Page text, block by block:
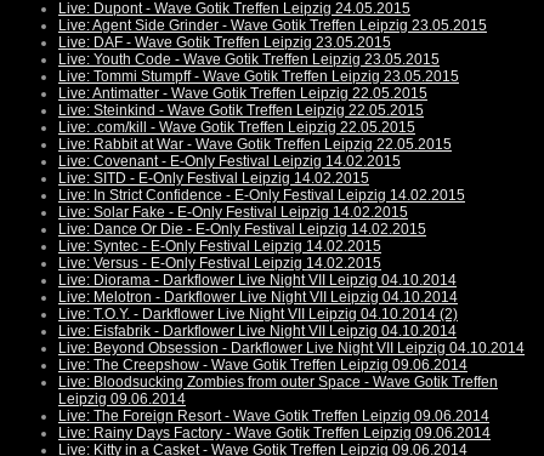
Live: Dupont - Wave Gotik Treffen Leipzig 24.05.2015
Live: Agent Side Grinder - Wave Gotik Treffen Leipzig 23.05.2015
Live: DAF - Wave Gotik Treffen Leipzig 23.05.2015
Live: Youth Code - Wave Gotik Treffen Leipzig 23.05.2015
Live: Tommi Stumpff - Wave Gotik Treffen Leipzig 23.05.2015
Live: Antimatter - Wave Gotik Treffen Leipzig 22.05.2015
Live: Steinkind - Wave Gotik Treffen Leipzig 22.05.2015
Live: .com/kill - Wave Gotik Treffen Leipzig 22.05.2015
Live: Rabbit at War - Wave Gotik Treffen Leipzig 22.05.2015
Live: Covenant - E-Only Festival Leipzig 14.02.2015
Live: SITD - E-Only Festival Leipzig 14.02.2015
Live: In Strict Confidence - E-Only Festival Leipzig 14.02.2015
Live: Solar Fake - E-Only Festival Leipzig 14.02.2015
Live: Dance Or Die - E-Only Festival Leipzig 14.02.2015
Live: Syntec - E-Only Festival Leipzig 14.02.2015
Live: Versus - E-Only Festival Leipzig 14.02.2015
Live: Diorama - Darkflower Live Night VII Leipzig 04.10.2014
Live: Melotron - Darkflower Live Night VII Leipzig 04.10.2014
Live: T.O.Y. - Darkflower Live Night VII Leipzig 04.10.2014 (2)
Live: Eisfabrik - Darkflower Live Night VII Leipzig 04.10.2014
Live: Beyond Obsession - Darkflower Live Night VII Leipzig 04.10.2014
Live: The Creepshow - Wave Gotik Treffen Leipzig 09.06.2014
Live: Bloodsucking Zombies from outer Space - Wave Gotik Treffen
Leipzig 09.06.2014
Live: The Foreign Resort - Wave Gotik Treffen Leipzig 09.06.2014
Live: Rainy Days Factory - Wave Gotik Treffen Leipzig 09.06.2014
Live: Kitty in a Casket - Wave Gotik Treffen Leipzig 09.06.2014